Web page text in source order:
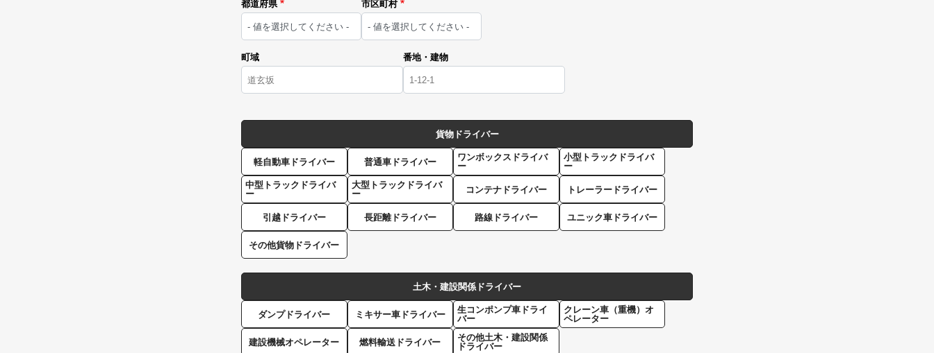
都道府県 市区町村
町域 番地・建物
貨物ドライバー
軽自動車ドライバー 普通車ドライバー
ワンボックスドライバ
ー
小型トラックドライバ
ー
中型トラックドライバ
ー
大型トラックドライバ
ー
コンテナドライバー トレーラードライバー
引越ドライバー 長距離ドライバー 路線ドライバー ユニック車ドライバー
その他貨物ドライバー
土木・建設関係ドライバー
ダンプドライバー ミキサー車ドライバー
生コンポンプ車ドライ
バー
クレーン車（重機）オ
ペレーター
建設機械オペレーター 燃料輸送ドライバー
その他土木・建設関係
ドライバー